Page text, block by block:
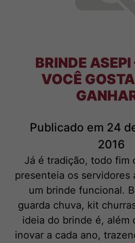
BRINDE ASEPI
VOCÊ
Publicado em 24
2016
Já é tradição, todo fim
presenteia os servidores
um brinde funcional.
guarda chuva, kit
ideia do brinde é, além
inovar a cada ano,